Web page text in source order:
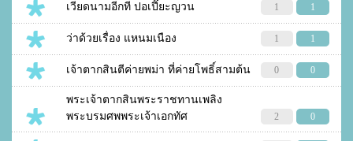
เวียดนามอีกที ปอเปี๊ยะญวน 1 1
ว่าด้วยเรื่อง แหนมเนือง 1 1
เจ้าตากสินตีค่ายพม่า ที่ค่ายโพธิ์สามต้น 0 0
พระเจ้าตากสินพระราชทานเพลิง
พระบรมศพพระเจ้าเอกทัศ
2 0